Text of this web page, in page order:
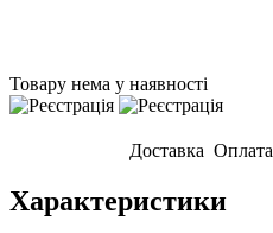
Товару нема у наявності
Доставка Оплата
Характеристики